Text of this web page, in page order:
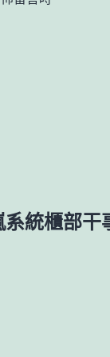
統櫃部干